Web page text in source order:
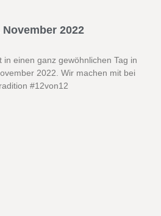
2022
in einen ganz gewöhnlichen Tag in
2022. Wir machen mit bei
#12von12